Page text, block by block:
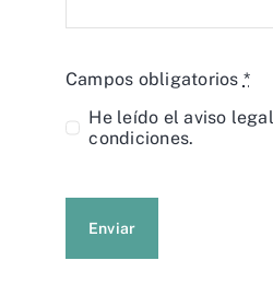
Campos obligatorios *
He leído elaviso legal
condiciones.
Enviar